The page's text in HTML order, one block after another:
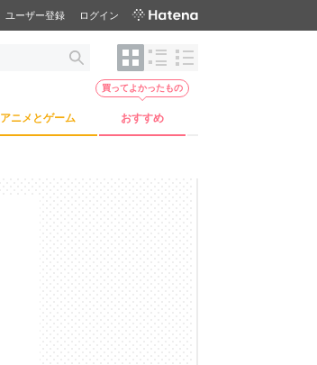
ユーザー登録 ログイン
アニメとゲーム おすすめ
買ってよかったもの